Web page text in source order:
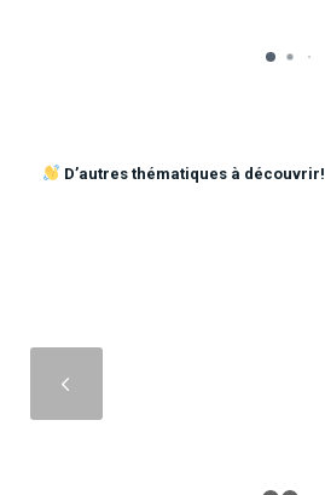
D’autres thématiques à découvrir!